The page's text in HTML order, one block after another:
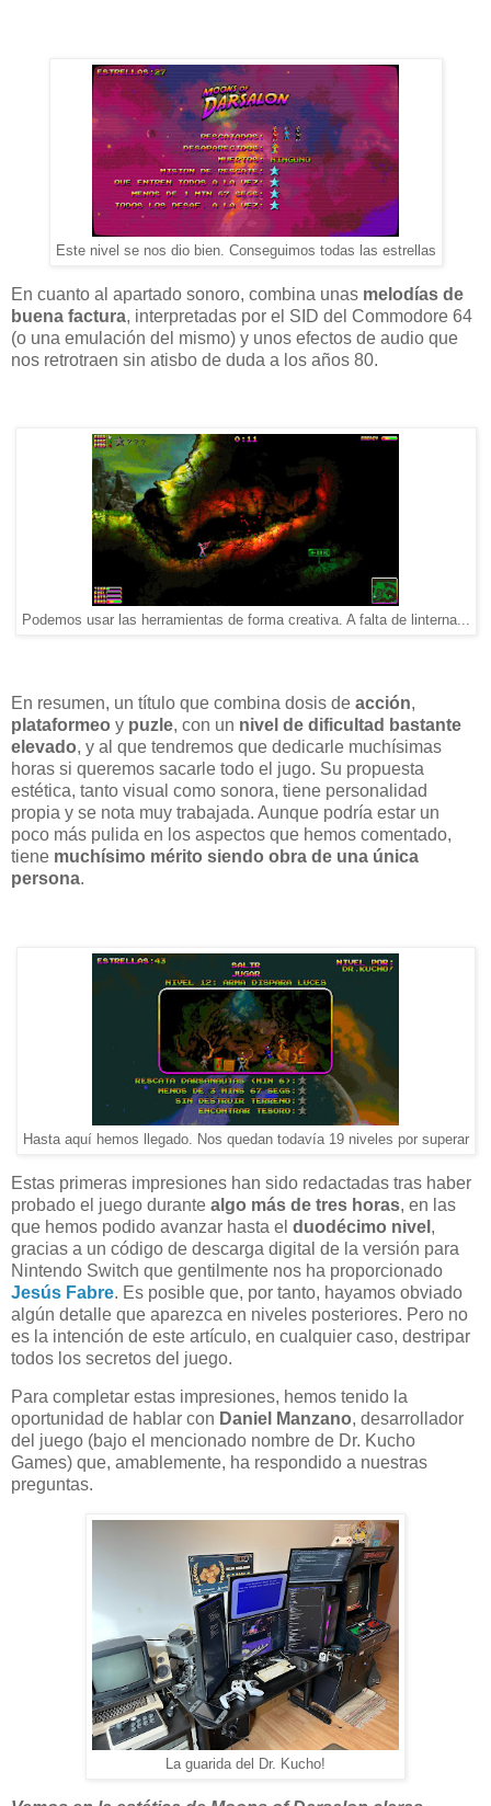
Este nivel se nos dio bien. Conseguimos todas las estrellas
En cuanto al apartado sonoro, combina unas melodías de
buena factura, interpretadas por el SID del Commodore 64
(o una emulación del mismo) y unos efectos de audio que
nos retrotraen sin atisbo de duda a los años 80.
Podemos usar las herramientas de forma creativa. A falta de linterna...
En resumen, un título que combina dosis de acción,
plataformeo y puzle, con un nivel de dificultad bastante
elevado, y al que tendremos que dedicarle muchísimas
horas si queremos sacarle todo el jugo. Su propuesta
estética, tanto visual como sonora, tiene personalidad
propia y se nota muy trabajada. Aunque podría estar un
poco más pulida en los aspectos que hemos comentado,
tiene muchísimo mérito siendo obra de una única
persona.
Hasta aquí hemos llegado. Nos quedan todavía 19 niveles por superar
Estas primeras impresiones han sido redactadas tras haber
probado el juego durante algo más de tres horas, en las
que hemos podido avanzar hasta el duodécimo nivel ,
gracias a un código de descarga digital de la versión para
Nintendo Switch que gentilmente nos ha proporcionado
Jesús Fabre. Es posible que, por tanto, hayamos obviado
algún detalle que aparezca en niveles posteriores. Pero no
es la intención de este artículo, en cualquier caso, destripar
todos los secretos del juego.
Para completar estas impresiones, hemos tenido la
oportunidad de hablar con Daniel Manzano, desarrollador
del juego (bajo el mencionado nombre de Dr. Kucho
Games) que, amablemente, ha respondido a nuestras
preguntas.
La guarida del Dr. Kucho!